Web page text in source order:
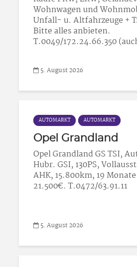
Wohnwagen und
Unfall- u. Altfahrzeuge +
Bitte alles anbieten.
T.0049/172.24.66.350
5. August 2026
AUTOMARKT AUTOMARKT
Opel Grandland
Opel Grandland GS TSI,
Hubr. GSI, 130PS,
AHK, 15.800km, 19
21.500€. T.0472/63.91.11
5. August 2026